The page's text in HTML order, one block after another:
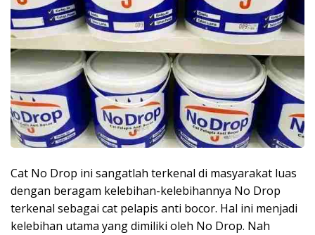
Cat No Drop ini sangatlah terkenal di masyarakat luas
dengan beragam kelebihan-kelebihannya No Drop
terkenal sebagai cat pelapis anti bocor. Hal ini menjadi
kelebihan utama yang dimiliki oleh No Drop. Nah